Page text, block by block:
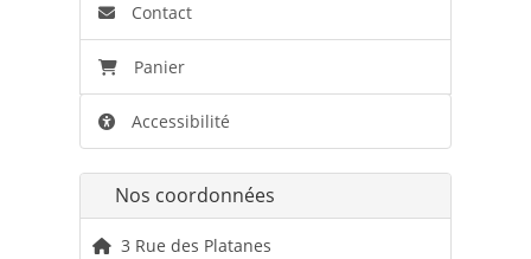
Contact
Panier
Accessibilité
Nos coordonnées
3 Rue des Platanes